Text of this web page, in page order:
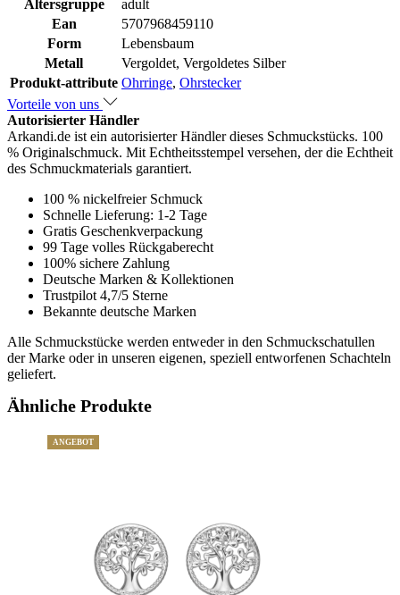
Altersgruppe
adult
Ean
5707968459110
Form
Lebensbaum
Metall
Vergoldet, Vergoldetes Silber
Produkt-attribute Ohrringe, Ohrstecker
Vorteile von uns
Autorisierter Händler
Arkandi.de ist ein autorisierter Händler dieses Schmuckstücks. 100
% Originalschmuck. Mit Echtheitsstempel versehen, der die Echtheit
des Schmuckmaterials garantiert.
100 % nickelfreier Schmuck
Schnelle Lieferung: 1-2 Tage
Gratis Geschenkverpackung
99 Tage volles Rückgaberecht
100% sichere Zahlung
Deutsche Marken & Kollektionen
Trustpilot 4,7/5 Sterne
Bekannte deutsche Marken
Alle Schmuckstücke werden entweder in den Schmuckschatullen
der Marke oder in unseren eigenen, speziell entworfenen Schachteln
geliefert.
Ähnliche Produkte
ANGEBOT